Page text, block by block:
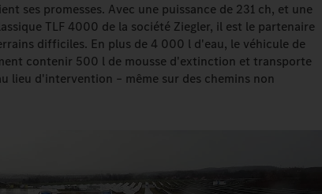
ses promesses. Avec une puissance de 231 ch, et une
TLF 4000 de la société Ziegler, il est le partenaire
difficiles. En plus de 4 000 l d'eau, le véhicule de
contenir 500 l de mousse d'extinction et transporte
lieu d'intervention – même sur des chemins non